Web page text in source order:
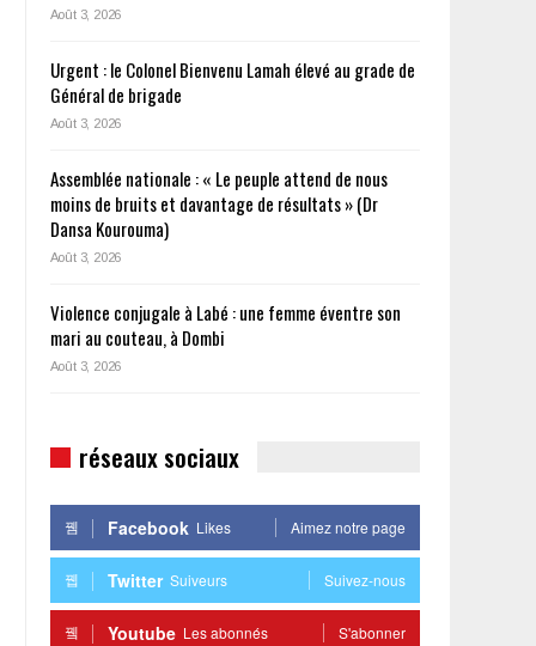
Août 3, 2026
Urgent : le Colonel Bienvenu Lamah élevé au grade de
Général de brigade
Août 3, 2026
Assemblée nationale : « Le peuple attend de nous
moins de bruits et davantage de résultats » (Dr
Dansa Kourouma)
Août 3, 2026
Violence conjugale à Labé : une femme éventre son
mari au couteau, à Dombi
Août 3, 2026
réseaux sociaux
Facebook Likes Aimez notre page
Twitter Suiveurs Suivez-nous
Youtube Les abonnés S'abonner